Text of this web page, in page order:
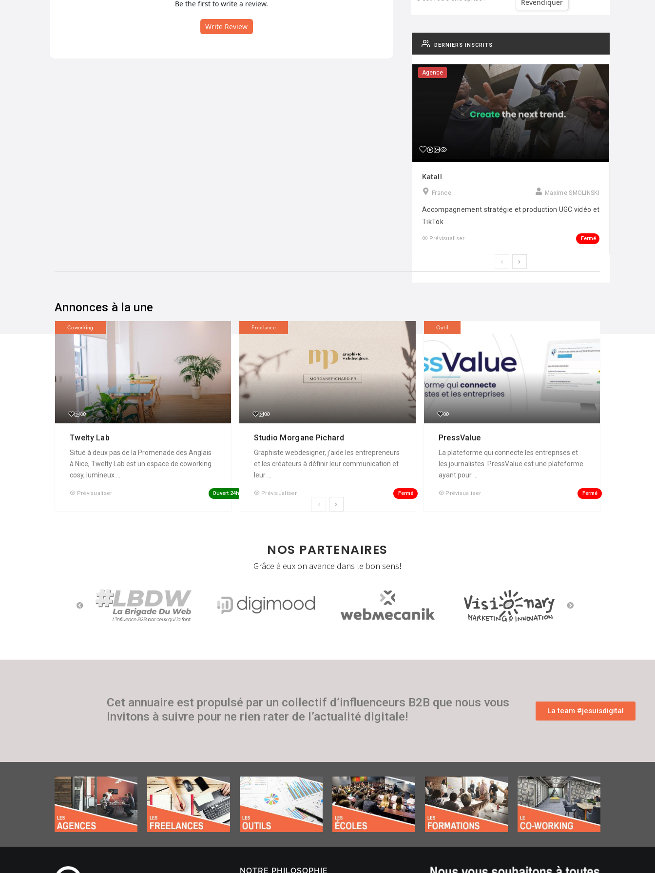
Be the first to write a review.
Write Review
Revendiquer
DERNIERS INSCRITS
Agence
Katall
France Maxime SMOLINSKI
Accompagnement stratégie et production UGC vidéo et
TikTok
Prévisualiser Fermé
Annonces à la une
Coworking
Twelty Lab
Situé à deux pas de la Promenade des Anglais
à Nice, Twelty Lab est un espace de coworking
cosy, lumineux ...
Prévisualiser Ouvert 24h
Freelance
Studio Morgane Pichard
Graphiste webdesigner, j’aide les entrepreneurs
et les créateurs à définir leur communication et
leur ...
Prévisualiser Fermé
Outil
PressValue
La plateforme qui connecte les entreprises et
les journalistes. PressValue est une plateforme
ayant pour ...
Prévisualiser Fermé
NOS PARTENAIRES
Grâce à eux on avance dans le bon sens!
Cet annuaire est propulsé par un collectif d’influenceurs B2B que nous vous
invitons à suivre pour ne rien rater de l’actualité digitale!
La team #jesuisdigital
NOTRE PHILOSOPHIE